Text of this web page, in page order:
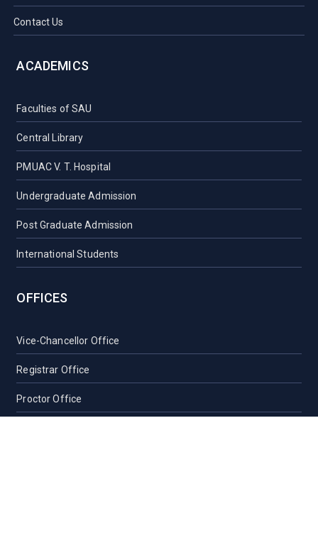
Contact Us
ACADEMICS
Faculties of SAU
Central Library
PMUAC V. T. Hospital
Undergraduate Admission
Post Graduate Admission
International Students
OFFICES
Vice-Chancellor Office
Registrar Office
Proctor Office